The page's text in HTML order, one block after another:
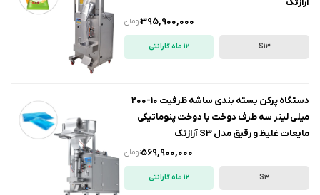
آرازتک
تومان395,900,000
S13 12 ماه گارانتی
دستگاه پرکن بسته بندی ساشه ظرفیت 10-200
میلی لیتر سه طرف دوخت با دوخت پنوماتیکی
مایعات غلیظ و رقیق مدل S3 آرازتک
تومان569,900,000
S3 12 ماه گارانتی